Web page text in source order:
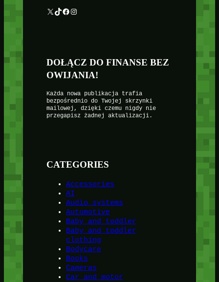
X TikTok Facebook Instagram
DOŁĄCZ DO FINANSE BEZ
OWIJANIA!
Każda nowa publikacja trafia
bezpośrednio do Twojej skrzynki
mailowej, dzięki czemu nigdy nie
przegapisz żadnej aktualizacji.
CATEGORIES
Accessories
AI
Audio systems
Automotive
Baby and toddler
Baby and toddler
clothing
Bodycare
Books
Cameras
Car and motor